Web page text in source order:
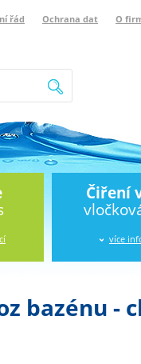
řád Ochrana dat O
Hledat
Čiření
více
bazénu -